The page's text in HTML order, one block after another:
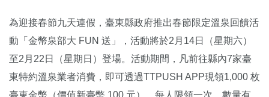
為迎接春節九天連假，臺東縣政府推出春節限定溫泉回饋活
動「金幣泉部大 FUN 送」，活動將於2月14日（星期六）
至2月22日（星期日）登場。活動期間，凡前往縣內7家臺
東特約溫泉業者消費，即可透過TTPUSH APP現領1,000 枚
臺東金幣（價值新臺幣 100 元），每人限領一次，數量有